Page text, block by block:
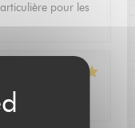
pour les
5/5